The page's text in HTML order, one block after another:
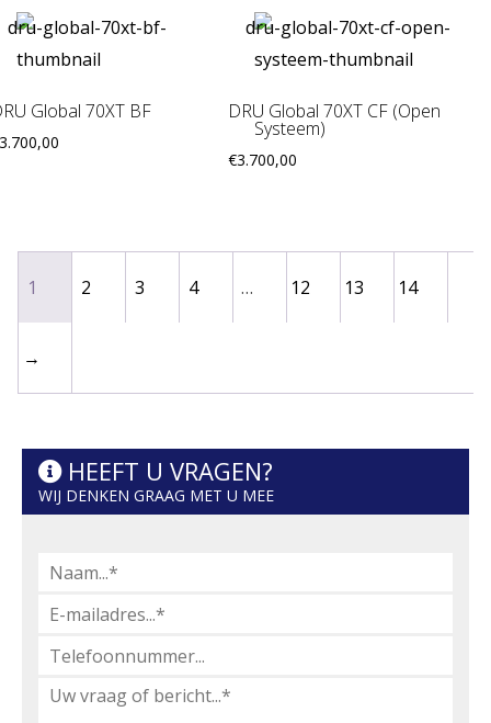
Global 70XT BF
3.700,00
DRU Global 70XT CF (Open
Systeem)
€3.700,00
1 2 3 4 … 12 13 14
→
HEEFT U VRAGEN?
WIJ DENKEN GRAAG MET U MEE